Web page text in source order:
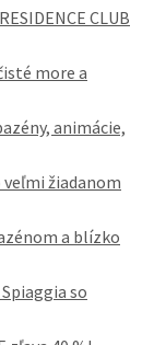
CLUB
more a
animácie,
žiadanom
a blízko
so